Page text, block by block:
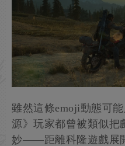
雖然這條emoji動態可
源》玩家都曾被類似把
妙——距離科隆遊戲展